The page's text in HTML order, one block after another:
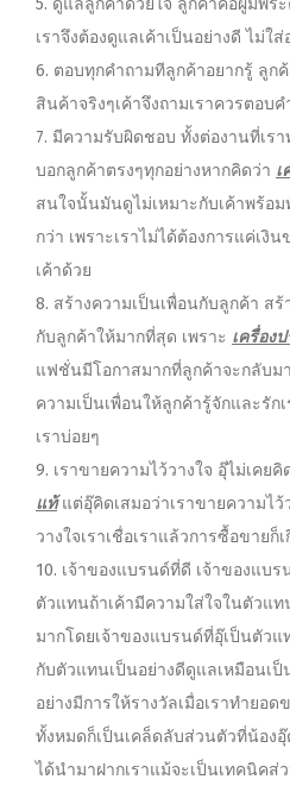
5. ดูแลลูกค้าด้วยใจ ลูกค้าคือผู้มีพร
เราจึงต้องดูแลเค้าเป็นอย่างดี ไม่ใ
6. ตอบทุกคำถามทีลูกค้าอยากรู้ ลูกค้
สินค้าจริงๆเค้าจึงถามเราควรตอบ
7. มีความรับผิดชอบ ทั้งต่องานที่เร
บอกลูกค้าตรงๆทุกอย่างหากคิดว่า เ
สนใจนั้นมันดูไม่เหมาะกับเค้าพร้อ
กว่า เพราะเราไม่ได้ต้องการแค่เงิ
เค้าด้วย
8. สร้างความเป็นเพื่อนกับลูกค้า ส
กับลูกค้าให้มากที่สุด เพราะ เครื่อง
แฟชั่นมีโอกาสมากที่ลูกค้าจะกลับม
ความเป็นเพื่อนให้ลูกค้ารู้จักและรัก
เราบ่อยๆ
9. เราขายความไว้วางใจ อุ๊ไม่เคยคิ
แท้แต่อุ๊คิดเสมอว่าเราขายความไว้
วางใจเราเชื่อเราแล้วการซื้อขายก็
10. เจ้าของแบรนด์ที่ดี เจ้าของแบร
ตัวแทนถ้าเค้ามีความใส่ใจในตัวแ
มากโดยเจ้าของแบรนด์ที่อุ๊เป็นตัวแ
กับตัวแทนเป็นอย่างดีดูแลเหมือนเ
อย่างมีการให้รางวัลเมื่อเราทำยอด
ทั้งหมดก็เป็นเคล็ดลับส่วนตัวที่น้อง
ได้นำมาฝากเราแม้จะเป็นเทคนิคส่